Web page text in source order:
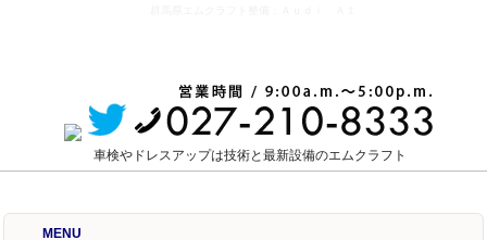
車検やドレスアップは技術と最新設備のエムクラフト
MENU